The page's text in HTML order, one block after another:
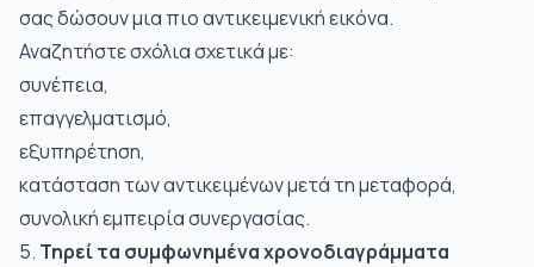
σας δώσουν μια πιο αντικειμενική εικόνα.
Αναζητήστε σχόλια σχετικά με:
συνέπεια,
επαγγελματισμό,
εξυπηρέτηση,
κατάσταση των αντικειμένων μετά τη μεταφορά,
συνολική εμπειρία συνεργασίας.
5. Τηρεί τα συμφωνημένα χρονοδιαγράμματα